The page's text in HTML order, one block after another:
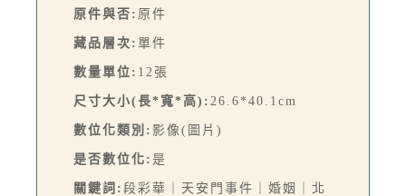
原件與否: 原件
藏品層次: 單件
數量單位: 12張
尺寸大小(長*寬*高): 26.6*40.1cm
數位化類別: 影像(圖片)
是否數位化: 是
關鍵詞: 段彩華｜天安門事件｜婚姻｜北